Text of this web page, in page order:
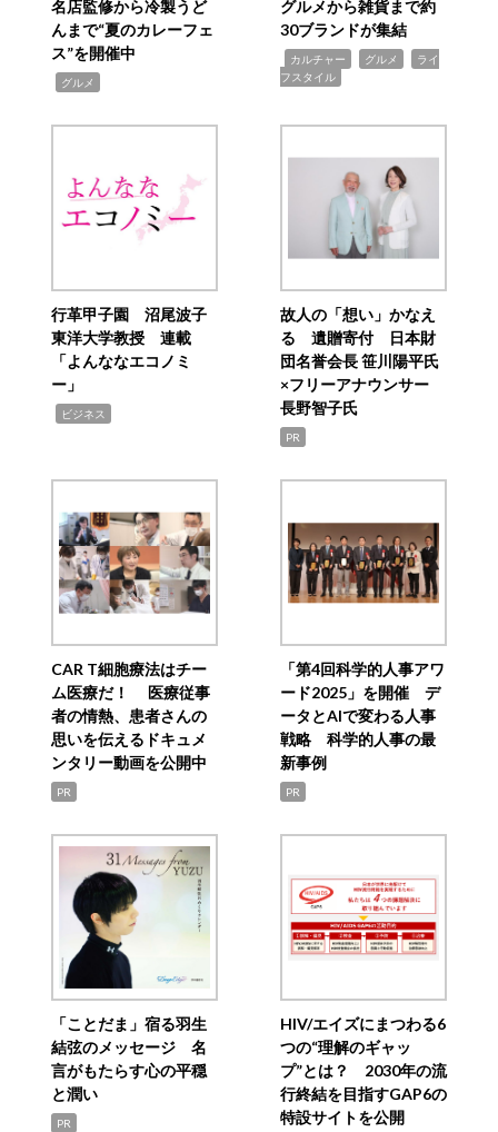
名店監修から冷製うど
んまで“夏のカレーフェ
ス”を開催中
グルメ
グルメから雑貨まで約
30ブランドが集結
カルチャー グルメ
ライ
フスタイル
行革甲子園 沼尾波子
東洋大学教授 連載
「よんななエコノミ
ー」
ビジネス
故人の「想い」かなえ
る 遺贈寄付 日本財
団名誉会長 笹川陽平氏
×フリーアナウンサー
長野智子氏
PR
CAR T細胞療法はチー
ム医療だ！ 医療従事
者の情熱、患者さんの
思いを伝えるドキュメ
ンタリー動画を公開中
PR
「第4回科学的人事アワ
ード2025」を開催 デ
ータとAIで変わる人事
戦略 科学的人事の最
新事例
PR
「ことだま」宿る羽生
結弦のメッセージ 名
言がもたらす心の平穏
と潤い
PR
HIV/エイズにまつわる6
つの“理解のギャッ
プ”とは？ 2030年の流
行終結を目指すGAP6の
特設サイトを公開